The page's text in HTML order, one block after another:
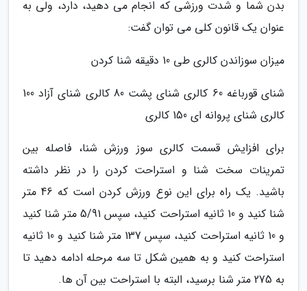
بدن شما و شدت ورزشی که انجام می دهید، دارد، ولی به
عنوان یک قانون کلی می توان گفت:
میزان سوزاندن کالری طی 10 دقیقه شنا کردن
شنای قورباغه 60 کالری شنای پشت 80 کالری شنای آزاد 100
کالری شنای پروانه ای 150 کالری
برای افزایش قسمت کالری سوز ورزش شنا، فاصله بین
تمرینات سخت شنا و استراحت کردن را در نظر داشته
باشید. یک راه برای این نوع ورزش کردن است که 46 متر
شنا کنید و 10 ثانیه استراحت کنید، سپس 5/91 متر شنا کنید
و 10 ثانیه استراحت کنید، سپس 137 متر شنا کنید و 10 ثانیه
استراحت کنید و به همین شکل تا سه مرحله ادامه دهید تا
به 275 متر شنا برسید، البته با استراحت بین آن ها.